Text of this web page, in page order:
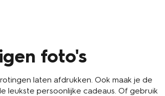
foto's
laten afdrukken. Ook maak je de
leukste persoonlijke cadeaus. Of gebruik